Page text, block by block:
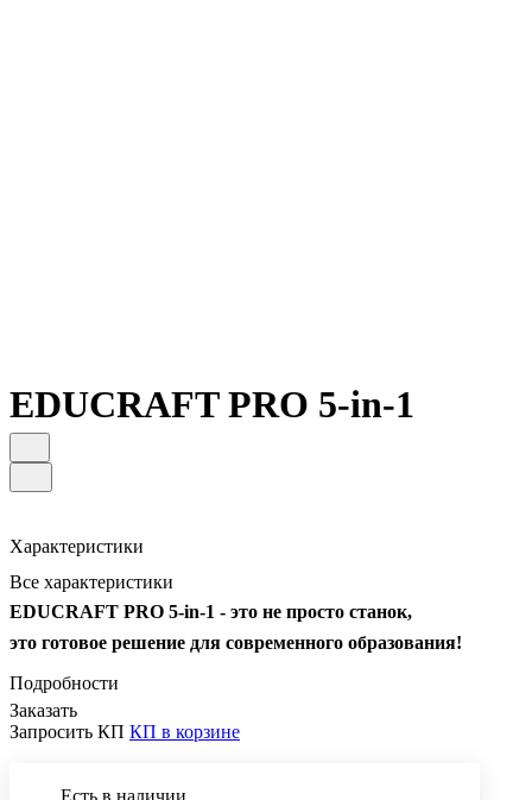
EDUCRAFT PRO 5-in-1
Характеристики
Все характеристики
EDUCRAFT PRO 5-in-1 - это не просто станок,
это готовое решение для современного образования!
Подробности
Заказать
Запросить КП КП в корзине